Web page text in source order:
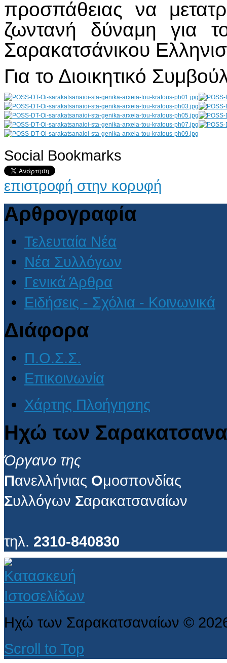
προσπάθειας να
ζωντανή δύναμη για
Σαρακατσάνικου
Για το Διοικητικό
AdmirorGallery 4.5.0, author/s Vasiljevski& Kekeljevic
Social Bookmarks
επιστροφή στην κορυφή
Αρθρογραφία
Τελευταία Νέα
Νέα Συλλόγων
Γενικά Άρθρα
Ειδήσεις - Σχόλια - Κοινωνικά
Διάφορα
Π.Ο.Σ.Σ.
Επικοινωνία
Χάρτης Πλοήγησης
Ηχώ των
Όργανο της
Πανελλήνιας Ομοσπονδίας
Συλλόγων Σαρακατσαναίων
τηλ. 2310-840830
Ηχώ των Σαρακατσαναίων ©
Scroll to Top